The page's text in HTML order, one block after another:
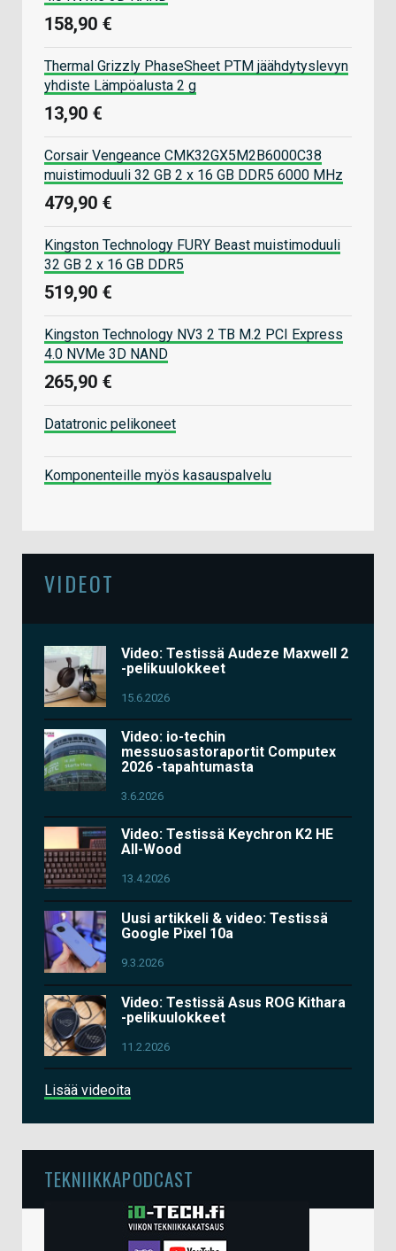
158,90 €
Thermal Grizzly PhaseSheet PTM jäähdytyslevyn
yhdiste Lämpöalusta 2 g
13,90 €
Corsair Vengeance CMK32GX5M2B6000C38
muistimoduuli 32 GB 2 x 16 GB DDR5 6000 MHz
479,90 €
Kingston Technology FURY Beast muistimoduuli
32 GB 2 x 16 GB DDR5
519,90 €
Kingston Technology NV3 2 TB M.2 PCI Express
4.0 NVMe 3D NAND
265,90 €
Datatronic pelikoneet
Komponenteille myös kasauspalvelu
VIDEOT
Video: Testissä Audeze Maxwell 2
-pelikuulokkeet
15.6.2026
Video: io-techin
messuosastoraportit Computex
2026 -tapahtumasta
3.6.2026
Video: Testissä Keychron K2 HE
All-Wood
13.4.2026
Uusi artikkeli & video: Testissä
Google Pixel 10a
9.3.2026
Video: Testissä Asus ROG Kithara
-pelikuulokkeet
11.2.2026
Lisää videoita
TEKNIIKKAPODCAST